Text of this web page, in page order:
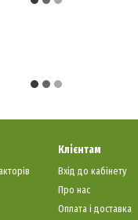
Клієнтам
Вхід до кабінету
Про нас
Оплата і доставка